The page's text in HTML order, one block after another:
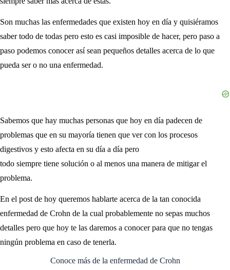
Son muchas las enfermedades que existen hoy en día y quisiéramos
saber todo de todas pero esto es casi imposible de hacer, pero paso a
paso podemos conocer así sean pequeños detalles acerca de lo que
pueda ser o no una enfermedad.
Sabemos que hay muchas personas que hoy en día padecen de
problemas que en su mayoría tienen que ver con los procesos
digestivos y esto afecta en su día a día pero
todo siempre tiene solución o al menos una manera de mitigar el
problema.
En el post de hoy queremos hablarte acerca de la tan conocida
enfermedad de Crohn de la cual probablemente no sepas muchos
detalles pero que hoy te las daremos a conocer para que no tengas
ningún problema en caso de tenerla.
Conoce más de la enfermedad de Crohn